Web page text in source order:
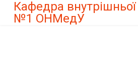
Кафедра
№1 ОНМедУ